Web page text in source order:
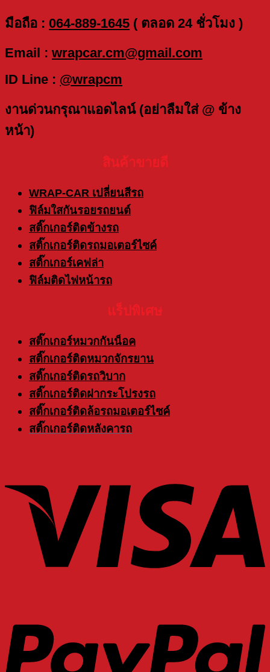
มือถือ : 064-889-1645 ( ตลอด 24 ชั่วโมง )
Email : wrapcar.cm@gmail.com
ID Line : @wrapcm
งานด่วนกรุณาแอดไลน์ (อย่าลืมใส่ @ ข้าง
หน้า)
สินค้าขายดี
WRAP-CAR เปลี่ยนสีรถ
ฟิล์มใสกันรอยรถยนต์
สติ๊กเกอร์ติดข้างรถ
สติ๊กเกอร์ติดรถมอเตอร์ไซค์
สติ๊กเกอร์เคฟล่า
ฟิล์มติดไฟหน้ารถ
แร็ปพิเศษ
สติ๊กเกอร์หมวกกันน็อค
สติ๊กเกอร์ติดหมวกจักรยาน
สติ๊กเกอร์ติดรถวิบาก
สติ๊กเกอร์ติดฝากระโปรงรถ
สติ๊กเกอร์ติดล้อรถมอเตอร์ไซค์
สติ๊กเกอร์ติดหลังคารถ